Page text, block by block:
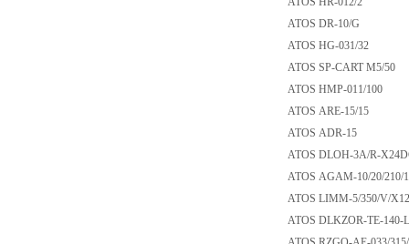
ATOS DR-10/G
ATOS HG-031/32
ATOS SP-CART
ATOS HMP-011/
ATOS ARE-15/15
ATOS ADR-15
ATOS DLOH-3A/R-
ATOS AGAM-10/20/
ATOS LIMM-5/350/
ATOS DLKZOR-TE-